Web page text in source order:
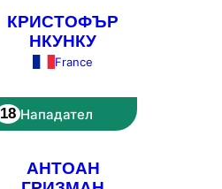
КРИСТОФЪР
НКУНКУ
France
18 Нападател
АНТОАН